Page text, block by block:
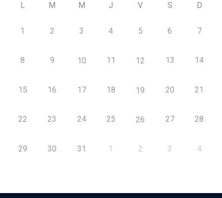
L M M J V S D
1 2 3 4 5 6 7
8 9 10 11 12 13 14
15 16 17 18 19 20 21
22 23 24 25 26 27 28
29 30 31 1 2 3 4